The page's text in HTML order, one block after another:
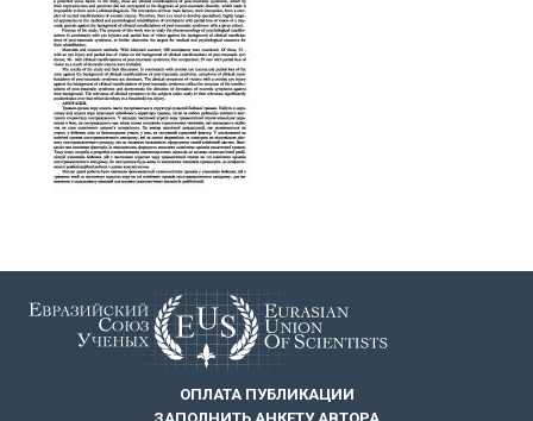
ОПЛАТА ПУБЛИКАЦИИ